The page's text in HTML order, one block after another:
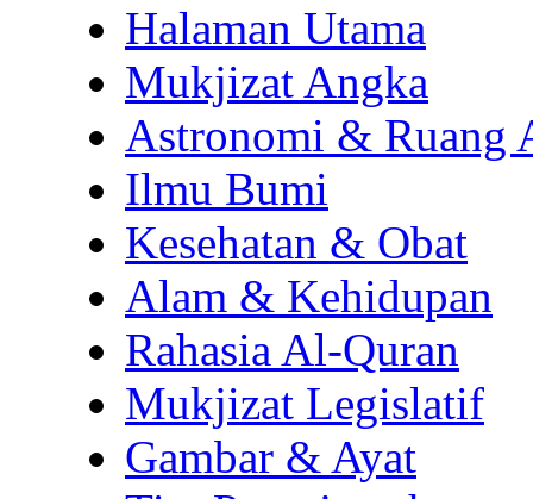
Halaman Utama
Mukjizat Angka
Astronomi & Ruang
Ilmu Bumi
Kesehatan & Obat
Alam & Kehidupan
Rahasia Al-Quran
Mukjizat Legislatif
Gambar & Ayat